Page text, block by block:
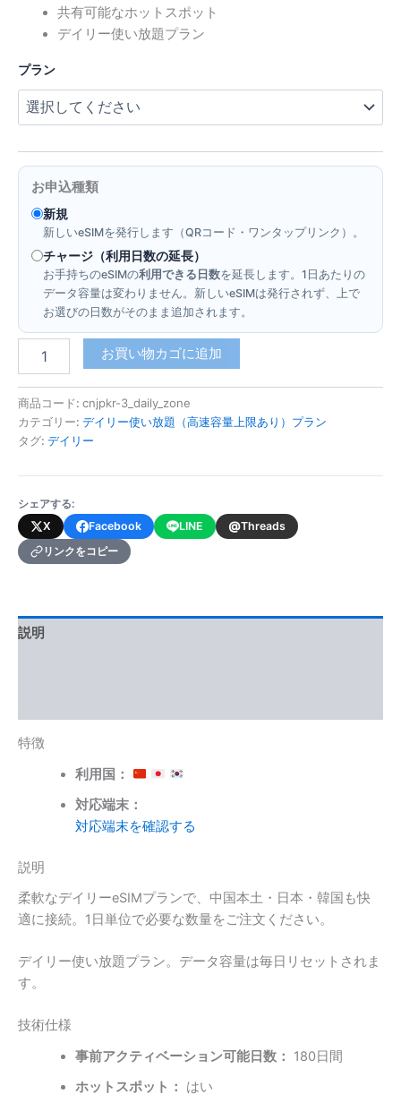
$1.56
–
共有可能なホットスポット
デイリー使い放題プラン
プラン
お申込種類
新規
新しいeSIMを発行します（QRコード・ワンタップリンク）。
チャージ（利用日数の延長）
お手持ちのeSIMの利用できる日数を延長します。1日あたりの
データ容量は変わりません。新しいeSIMは発行されず、上で
お選びの日数がそのまま追加されます。
土・
日
本・
イ
リ
ー
使
題・
高
限
あ
お買い物カゴに追加
商品コード: cnjpkr-3_daily_zone
カテゴリー: デイリー使い放題（高速容量上限あり）プラン
タグ: デイリー
シェアする:
X
Facebook LINE @Threads
リンクをコピー
説明
特徴
利用国：
対応端末：
対応端末を確認する
説明
柔軟なデイリーeSIMプランで、中国本土・日本・韓国も快
適に接続。1日単位で必要な数量をご注文ください。
デイリー使い放題プラン。データ容量は毎日リセットされま
す。
技術仕様
事前アクティベーション可能日数：
180日間
ホットスポット：
はい